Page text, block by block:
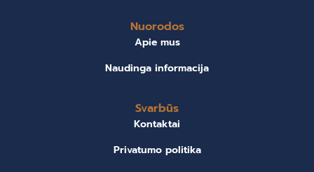
Nuorodos
Apie mus
Naudinga informacija
Svarbūs
Kontaktai
Privatumo politika